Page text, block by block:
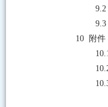
9.2
9.3
10
附件